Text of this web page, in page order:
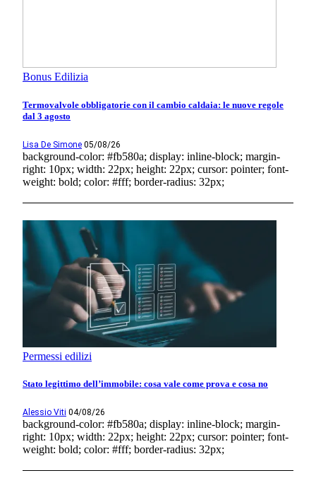
Bonus Edilizia
Termovalvole obbligatorie con il cambio caldaia: le nuove regole
dal 3 agosto
Lisa De Simone 05/08/26
background-color: #fb580a; display: inline-block; margin-
right: 10px; width: 22px; height: 22px; cursor: pointer; font-
weight: bold; color: #fff; border-radius: 32px;
Permessi edilizi
Stato legittimo dell’immobile: cosa vale come prova e cosa no
Alessio Viti 04/08/26
background-color: #fb580a; display: inline-block; margin-
right: 10px; width: 22px; height: 22px; cursor: pointer; font-
weight: bold; color: #fff; border-radius: 32px;